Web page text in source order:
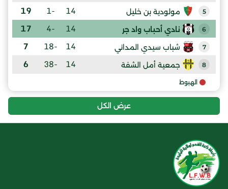
5 مولودية بن خليل 14
-1
19
6 نادي أحباب واد جر 14
-4
17
7 شباب سيدي المداني 14
-18
7
8 جمعية أمل الشفة 14
-38
6
الهبوط
عرض الكل